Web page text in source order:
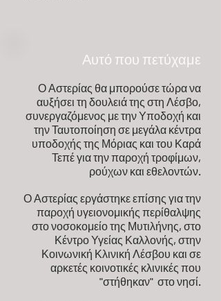
Αυτό που πετύχαμε
Ο Αστερίας θα μπορούσε τώρα να
αυξήσει τη δουλειά της στη Λέσβο,
συνεργαζόμενος με την Υποδοχή και
την Ταυτοποίηση σε μεγάλα κέντρα
υποδοχής της Μόριας και του Καρά
Τεπέ για την παροχή τροφίμων,
ρούχων και εθελοντών.
Ο Αστερίας εργάστηκε επίσης για την
παροχή υγειονομικής περίθαλψης
στο νοσοκομείο της Μυτιλήνης, στο
Κέντρο Υγείας Καλλονής, στην
Κοινωνική Κλινική Λέσβου και σε
αρκετές κοινοτικές κλινικές που
"στήθηκαν" στο νησί.